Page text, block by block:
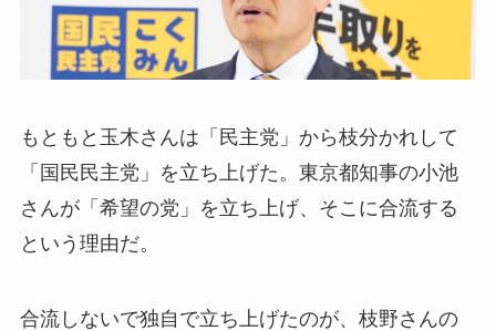
もともと玉木さんは「民主党」から枝分かれして
「国民民主党」を立ち上げた。東京都知事の小池
さんが「希望の党」を立ち上げ、そこに合流する
という理由だ。
合流しないで独自で立ち上げたのが、枝野さんの